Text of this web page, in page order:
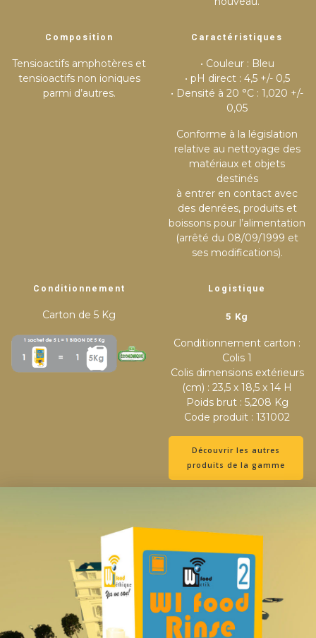
Composition
Tensioactifs amphotères et
tensioactifs non ioniques
parmi d’autres.
Caractéristiques
• Couleur : Bleu
• pH direct : 4,5 +/- 0,5
• Densité à 20 °C : 1,020 +/-
0,05
Conforme à la législation
relative au nettoyage des
matériaux et objets
destinés
à entrer en contact avec
des denrées, produits et
boissons pour l’alimentation
(arrêté du 08/09/1999 et
ses modifications).
Conditionnement
Carton de 5 Kg
Logistique
5 Kg
Conditionnement carton :
Colis 1
Colis dimensions extérieurs
(cm) : 23,5 x 18,5 x 14 H
Poids brut : 5,208 Kg
Code produit : 131002
Découvrir les autres
produits de la gamme